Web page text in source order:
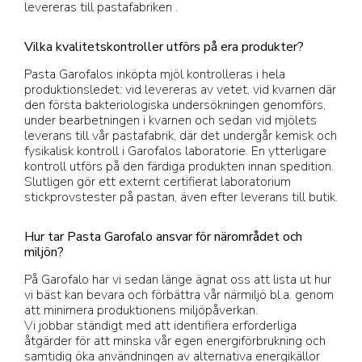
levereras till pastafabriken .
Vilka kvalitetskontroller utförs på era produkter?
Pasta Garofalos inköpta mjöl kontrolleras i hela
produktionsledet: vid levereras av vetet, vid kvarnen där
den första bakteriologiska undersökningen genomförs,
under bearbetningen i kvarnen och sedan vid mjölets
leverans till vår pastafabrik, där det undergår kemisk och
fysikalisk kontroll i Garofalos laboratorie. En ytterligare
kontroll utförs på den färdiga produkten innan spedition.
Slutligen gör ett externt certifierat laboratorium
stickprovstester på pastan, även efter leverans till butik.
Hur tar Pasta Garofalo ansvar för närområdet och
miljön?
På Garofalo har vi sedan länge ägnat oss att lista ut hur
vi bäst kan bevara och förbättra vår närmiljö bl.a. genom
att minimera produktionens miljöpåverkan.
Vi jobbar ständigt med att identifiera erforderliga
åtgärder för att minska vår egen energiförbrukning och
samtidig öka användningen av alternativa energikällor